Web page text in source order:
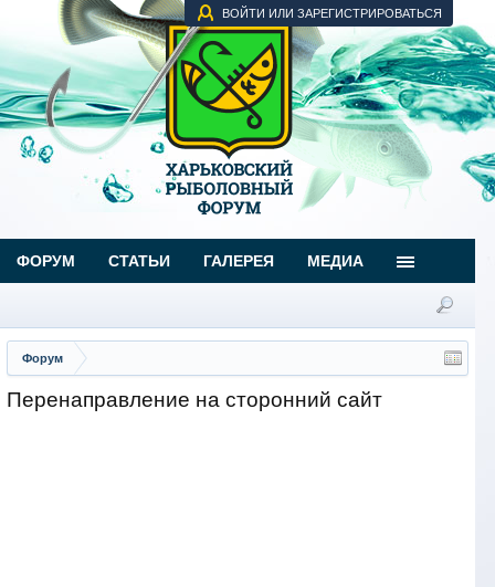
ВОЙТИ ИЛИ ЗАРЕГИСТРИРОВАТЬСЯ
Форум
Перенаправление на сторонний сайт
ФОРУМ СТАТЬИ ГАЛЕРЕЯ МЕДИА